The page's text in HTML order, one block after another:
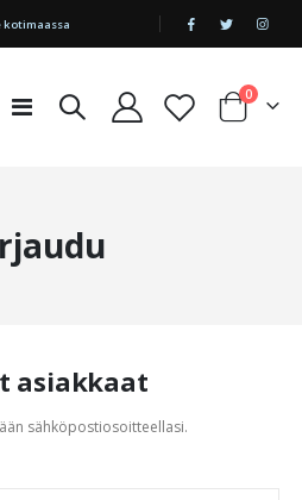
|
kotimaassa
Toggle
Cart
0tuotetta
asiakkaat
sähköpostiosoitteellasi.